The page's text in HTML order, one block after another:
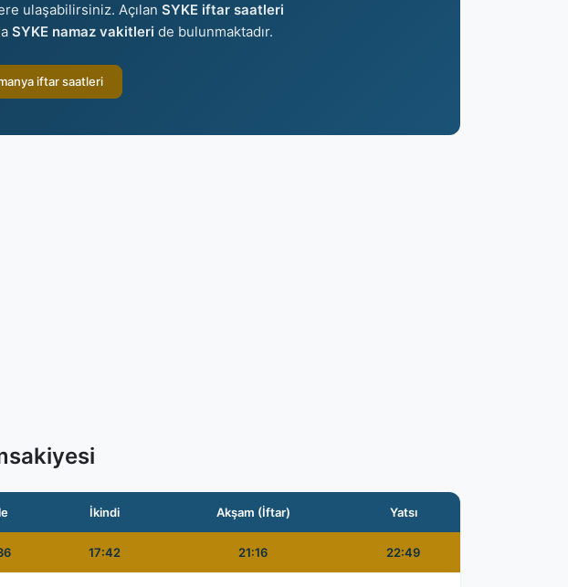
ulaşabilirsiniz. Açılan SYKE iftar saatleri
SYKE namaz vakitleri de bulunmaktadır.
iftar saatleri
İkindi Akşam (İftar) Yatsı
17:42 21:16 22:49